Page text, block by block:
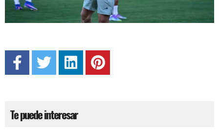
Te puede interesar